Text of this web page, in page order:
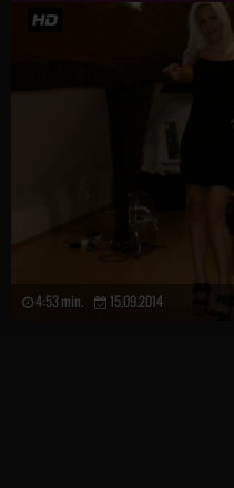
4:53 min. 15.09.2014